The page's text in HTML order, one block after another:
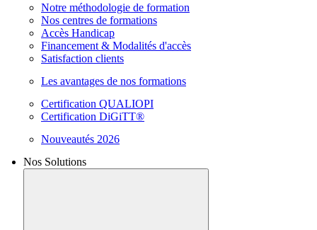
Notre méthodologie de formation
Nos centres de formations
Accès Handicap
Financement & Modalités d'accès
Satisfaction clients
Les avantages de nos formations
Certification QUALIOPI
Certification DiGiTT®
Nouveautés 2026
Nos Solutions